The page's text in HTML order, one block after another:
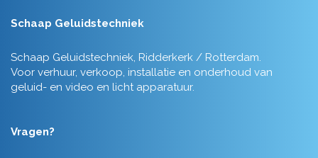
Schaap Geluidstechniek
Schaap Geluidstechniek, Ridderkerk / Rotterdam.
Voor verhuur, verkoop, installatie en onderhoud van
geluid- en video en licht apparatuur.
Vragen?